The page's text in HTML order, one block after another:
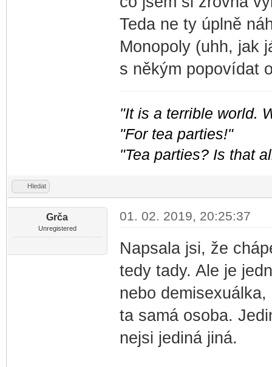
Teda ne ty úplně
Monopoly (uhh, jak
s někým popovídat
"It is a terrible world.
"For tea parties!"
"Tea parties? Is that
Hledat
Grča
Unregistered
01. 02. 2019, 20:25:37
Napsala jsi, že
tedy tady. Ale je
nebo
ta samá osoba.
nejsi jediná jiná.